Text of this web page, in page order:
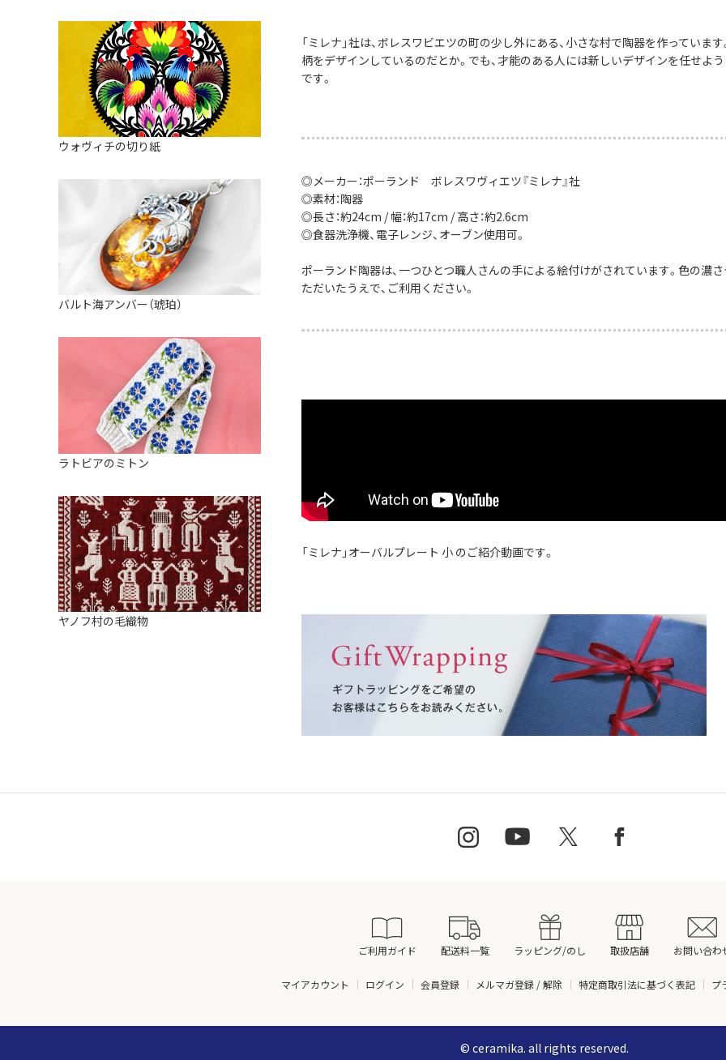
「ミレナ」社は、ボレスワビエツの町の少し外にある、小さな村で陶器を作ってい
柄をデザインしているのだとか。でも、才能のある人には新しいデザインを任せよ
です。
◎メーカー：ポーランド ボレスワヴィエツ『ミレナ』社
◎素材：陶器
◎長さ：約24cm / 幅：約17cm / 高さ：約2.6cm
◎食器洗浄機、電子レンジ、オーブン使用可。
ポーランド陶器は、一つひとつ職人さんの手による絵付けがされています。色の濃
ただいたうえで、ご利用ください。
「ミレナ」オーバルプレート 小 のご紹介動画です。
すべて見る
バスケット
装飾用タイル・プレート
ミニチュア
天使さま
カードスタンド
マグネット
すべて見る
ウォヴィチの切り紙
バルト海アンバー（琥珀）
ラトビアのミトン
ヤノフ村の毛織物
ご利用ガイド 配送料一覧 ラッピング/のし 取扱店舗 お問い合わ
マイアカウント ログイン 会員登録 メルマガ登録 / 解除 特定商取引法に基づく表記 プ
© ceramika. all rights reserved.